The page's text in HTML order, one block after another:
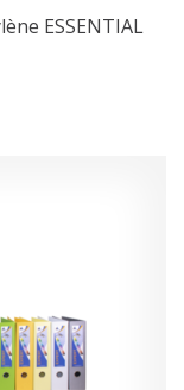
ESSENTIAL